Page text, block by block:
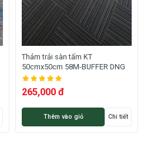
Thảm trải sàn tấm KT
50cmx50cm 58M-BUFFER DNG
265,000 đ
Thêm vào giỏ Chi tiết